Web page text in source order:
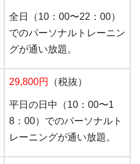
全日（10：00〜22：00）
でのパーソナルトレーニン
グが通い放題。
29,800円 （税抜）
平日の日中（10：00〜1
8：00）でのパーソナルト
レーニングが通い放題。